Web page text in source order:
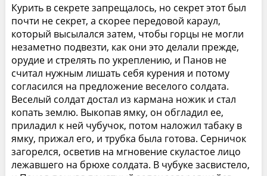
Курить в секрете запрещалось, но секрет этот был
почти не секрет, а скорее передовой караул,
который высылался затем, чтобы горцы не могли
незаметно подвезти, как они это делали прежде,
орудие и стрелять по укреплению, и Панов не
считал нужным лишать себя курения и потому
согласился на предложение веселого солдата.
Веселый солдат достал из кармана ножик и стал
копать землю. Выкопав ямку, он обгладил ее,
приладил к ней чубучок, потом наложил табаку в
ямку, прижал его, и трубка была готова. Серничок
загорелся, осветив на мгновение скуластое лицо
лежавшего на брюхе солдата. В чубуке засвистело,